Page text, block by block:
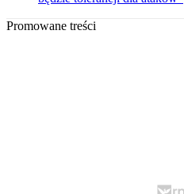
Promowane treści